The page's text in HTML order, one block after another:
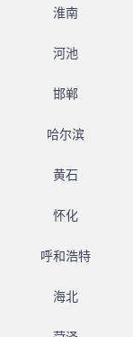
淮南
河池
邯郸
哈尔滨
黄石
怀化
呼和浩特
海北